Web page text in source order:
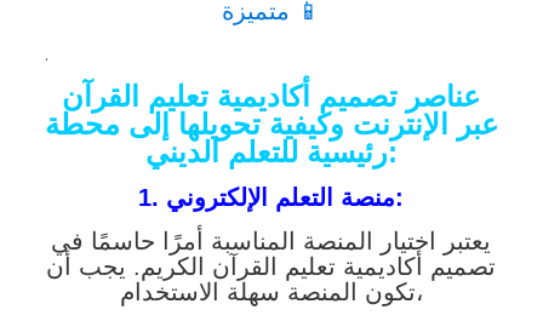
متميزة 📱
.
عناصر تصميم أكاديمية تعليم القرآن
عبر الإنترنت وكيفية تحويلها إلى محطة
رئيسية للتعلم الديني:
1. منصة التعلم الإلكتروني:
يعتبر اختيار المنصة المناسبة أمرًا حاسمًا في
تصميم أكاديمية تعليم القرآن الكريم. يجب أن
تكون المنصة سهلة الاستخدام،